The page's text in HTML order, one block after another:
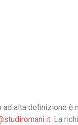
alta definizione è
. La